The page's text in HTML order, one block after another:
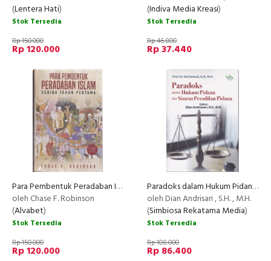
(Lentera Hati)
Stok Tersedia
Rp 150.000
Rp 120.000
(Indiva Media Kreasi)
Stok Tersedia
Rp 46.800
Rp 37.440
Para Pembentuk Peradaban Islam: Seribu Tahun Pertama (HC)
oleh Chase F. Robinson
(Alvabet)
Stok Tersedia
Rp 150.000
Rp 120.000
Paradoks dalam Hukum Pidana dan Sistem Peradilan Pidana
oleh Dian Andrisari , S.H. , M.H.
(Simbiosa Rekatama Media)
Stok Tersedia
Rp 108.000
Rp 86.400